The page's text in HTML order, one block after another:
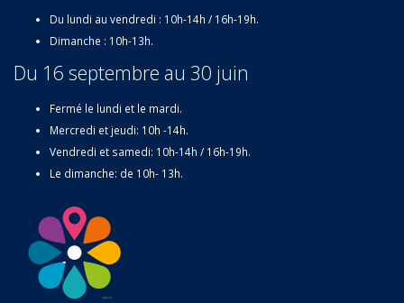
Du lundi au vendredi : 10h-14h / 16h-19h.
Dimanche : 10h-13h.
Du 16 septembre au 30 juin
Fermé le lundi et le mardi.
Mercredi et jeudi: 10h -14h.
Vendredi et samedi: 10h-14h / 16h-19h.
Le dimanche: de 10h- 13h.